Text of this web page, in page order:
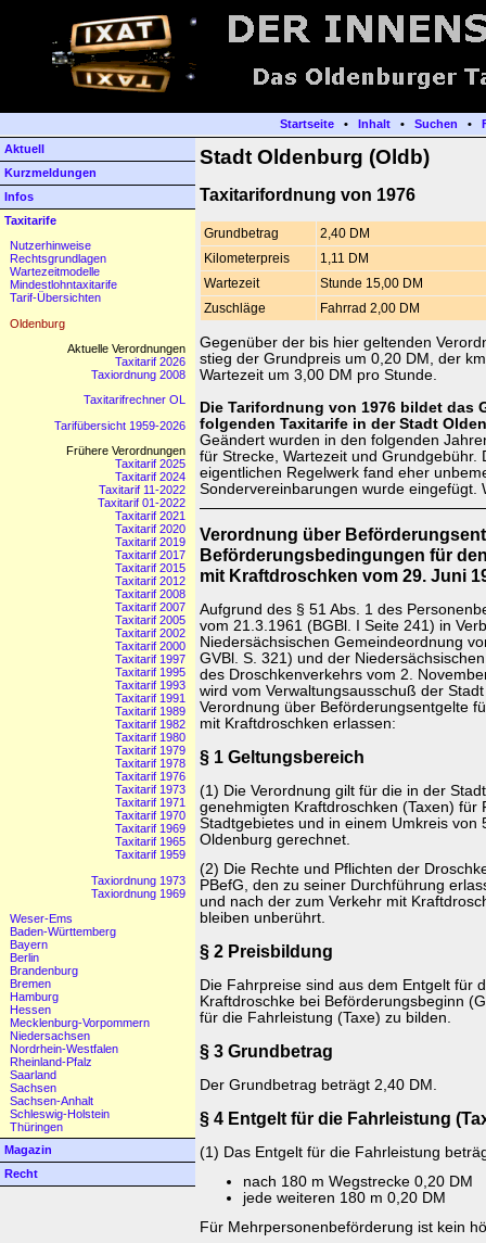
Startseite• Inhalt• Suchen •
Aktuell
Kurzmeldungen
Infos
Taxitarife
Nutzerhinweise
Rechtsgrundlagen
Wartezeitmodelle
Mindestlohntaxitarife
Tarif-Übersichten
Oldenburg
Aktuelle Verordnungen
Taxitarif 2026
Taxiordnung 2008
Taxitarifrechner OL
Tarifübersicht 1959-2026
Frühere Verordnungen
Taxitarif 2025
Taxitarif 2024
Taxitarif 11-2022
Taxitarif 01-2022
Taxitarif 2021
Taxitarif 2020
Taxitarif 2019
Taxitarif 2017
Taxitarif 2015
Taxitarif 2012
Taxitarif 2008
Taxitarif 2007
Taxitarif 2005
Taxitarif 2002
Taxitarif 2000
Taxitarif 1997
Taxitarif 1995
Taxitarif 1993
Taxitarif 1991
Taxitarif 1989
Taxitarif 1982
Taxitarif 1980
Taxitarif 1979
Taxitarif 1978
Taxitarif 1976
Taxitarif 1973
Taxitarif 1971
Taxitarif 1970
Taxitarif 1969
Taxitarif 1965
Taxitarif 1959
Taxiordnung 1973
Taxiordnung 1969
Weser-Ems
Baden-Württemberg
Bayern
Berlin
Brandenburg
Bremen
Hamburg
Hessen
Mecklenburg-Vorpommern
Niedersachsen
Nordrhein-Westfalen
Rheinland-Pfalz
Saarland
Sachsen
Sachsen-Anhalt
Schleswig-Holstein
Thüringen
Magazin
Recht
Stadt Oldenburg (Oldb)
Taxitarifordnung von 1976
Grundbetrag
2,40 DM
Kilometerpreis
1,11 DM
Wartezeit
Stunde 15,00 DM
Zuschläge
Fahrrad 2,00 DM
Gegenüber der bis hier geltenden
stieg der Grundpreis um 0,20 DM, der
Wartezeit um 3,00 DM pro Stunde.
Die Tarifordnung von 1976 bildet das
folgenden Taxitarife in der Stadt
Geändert wurden in den folgenden
für Strecke, Wartezeit und Grundgebühr.
eigentlichen Regelwerk fand eher
Sondervereinbarungen wurde eingefügt.
Verordnung über
Beförderungsbedingungen für
mit Kraftdroschken vom 29. Juni
Aufgrund des § 51 Abs. 1 des
vom 21.3.1961 (BGBl. I Seite 241) in
Niedersächsischen Gemeindeordnung
GVBl. S. 321) und der
des Droschkenverkehrs vom 2.
wird vom Verwaltungsausschuß der
Verordnung über Beförderungsentgelte
mit Kraftdroschken erlassen:
§ 1 Geltungsbereich
(1) Die Verordnung gilt für die in der
genehmigten Kraftdroschken (Taxen) für
Stadtgebietes und in einem Umkreis von
Oldenburg gerechnet.
(2) Die Rechte und Pflichten der
PBefG, den zu seiner Durchführung
und nach der zum Verkehr mit
bleiben unberührt.
§ 2 Preisbildung
Die Fahrpreise sind aus dem Entgelt für
Kraftdroschke bei Beförderungsbeginn
für die Fahrleistung (Taxe) zu bilden.
§ 3 Grundbetrag
Der Grundbetrag beträgt 2,40 DM.
§ 4 Entgelt für die Fahrleistung
(1) Das Entgelt für die Fahrleistung
nach 180 m Wegstrecke 0,20 DM
jede weiteren 180 m 0,20 DM
Für Mehrpersonenbeförderung ist kein